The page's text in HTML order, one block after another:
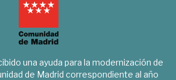
una ayuda para la modernización de
de Madrid correspondiente al año